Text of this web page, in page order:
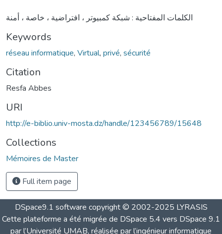
الكلمات المفتاحية : شبكة كمبيوتر ، افتراضية ، خاصة ، أمنة
Keywords
réseau informatique, Virtual, privé, sécurité
Citation
Resfa Abbes
URI
http://e-biblio.univ-mosta.dz/handle/123456789/15648
Collections
Mémoires de Master
Full item page
DSpace9.1 software copyright © 2002-2025 LYRASIS
Cette plateforme a été migrée de DSpace 5.4 vers DSpace 9.1
par l’Université UMAB, réalisée par l’ingénieur informatique